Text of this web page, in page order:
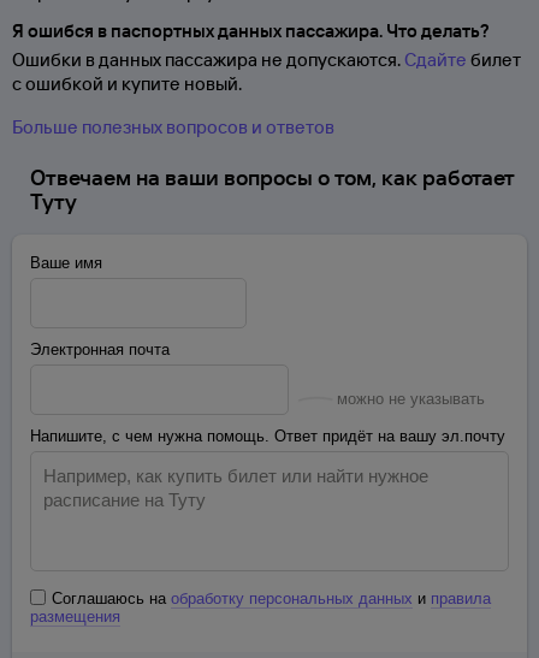
Я ошибся в паспортных данных пассажира. Что делать?
Ошибки в данных пассажира не допускаются. Сдайте билет
с ошибкой и купите новый.
Больше полезных вопросов и ответов
Отвечаем на ваши вопросы о том, как работает
Туту
Ваше имя
Электронная почта
можно не указывать
Напишите, с чем нужна помощь. Ответ придёт на вашу эл.почту
Соглашаюсь на обработку персональных данных и правила
размещения